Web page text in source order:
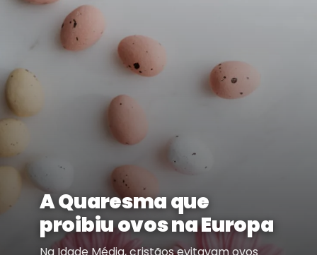
A Quaresma que
proibiu ovos na Europa